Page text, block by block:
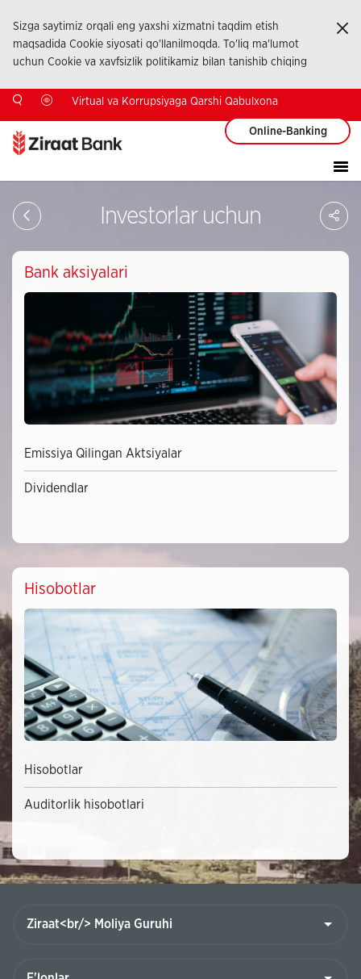
Sizga saytimiz orqali eng yaxshi xizmatni taqdim etish
maqsadida Cookie siyosati qo'llanilmoqda. To'liq ma'lumot
uchun Cookie va xavfsizlik politikamiz bilan tanishib chiqing
Virtual va Korrupsiyaga Qarshi Qabulxona
Online-Banking
Investorlar uchun
Bank aksiyalari
Emissiya Qilingan Aktsiyalar
Dividendlar
Hisobotlar
Hisobotlar
Auditorlik hisobotlari